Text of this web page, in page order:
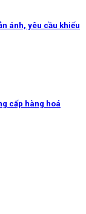
ánh, yêu cầu khiếu
cấp hàng hoá